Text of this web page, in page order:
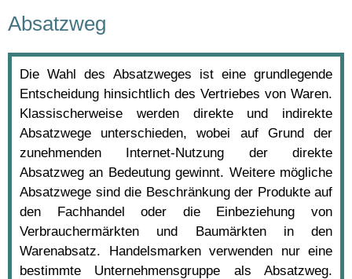
Absatzweg
Die Wahl des Absatzweges ist eine grundlegende
Entscheidung hinsichtlich des Vertriebes von Waren.
Klassischerweise werden direkte und indirekte
Absatzwege unterschieden, wobei auf Grund der
zunehmenden Internet-Nutzung der direkte
Absatzweg an Bedeutung gewinnt. Weitere mögliche
Absatzwege sind die Beschränkung der Produkte auf
den Fachhandel oder die Einbeziehung von
Verbrauchermärkten und Baumärkten in den
Warenabsatz. Handelsmarken verwenden nur eine
bestimmte Unternehmensgruppe als Absatzweg.